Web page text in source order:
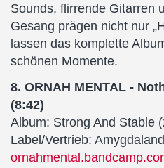
Sounds, flirrende Gitarren
Gesang prägen nicht nur
lassen das komplette
schönen Momente.
8. ORNAH MENTAL -
(8:42)
Album: Strong And Stable
Label/Vertrieb: